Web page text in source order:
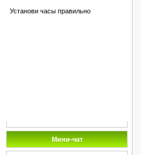
Установи часы правильно
Мини-чат